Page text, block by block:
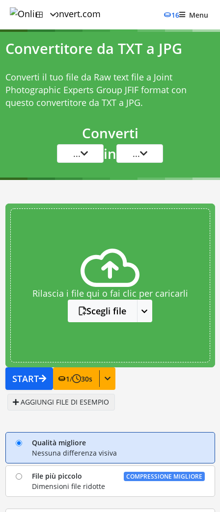
16 Menu
Convertitore da TXT a JPG
Converti il tuo file da Raw text file a Joint
Photographic Experts Group JFIF format con
questo convertitore da TXT a JPG.
Converti
... in ...
Rilascia i file qui o fai clic per caricarli
Scegli file
START 1/ 30s
AGGIUNGI FILE DI ESEMPIO
Qualità migliore
Nessuna differenza visiva
File più piccolo
Dimensioni file ridotte
COMPRESSIONE MIGLIORE